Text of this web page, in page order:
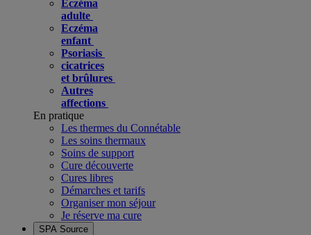
Eczéma
adulte
Eczéma
enfant
Psoriasis
cicatrices
et brûlures
Autres
affections
En pratique
Les thermes du Connétable
Les soins thermaux
Soins de support
Cure découverte
Cures libres
Démarches et tarifs
Organiser mon séjour
Je réserve ma cure
SPA Source